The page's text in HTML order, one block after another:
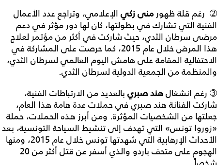
➁ رغم قلة ظهورمنى زكي الإعلامي، وتراجع عدد الأعمال
الفنية التي تشارك في بطولتها، كان لها دور مؤثر في دعم
مرضى سرطان الثدي، حيث شاركت في أكثر من مؤتمر لعلاج
هذا المرض خلال عام 2015، كما حرصت على المشاركة في
الاحتفالية المقامة على هامش اليوم العالمي لسرطان الثدي،
والمنظمة من الجمعية الدولية لسرطان الثدي.
➂ رغم انشغالهند صبري بالعديد من الارتباطات الفنية،
شاركت الفنانة هند صبري في حملات عدة هامة هذا العام،
جعلتها من الشخصيات المؤثرة. ومن أبرز هذه الحملات، حملة
«زوروا تونس» التي تهدف إلى تنشيط السياحة التونسية، بعد
الأحداث الإرهابية التي شهدتها تونس خلال عام 2015، ومنها
الهجوم على متحف باردو والذي أسفر عن قتل أكثر من 20